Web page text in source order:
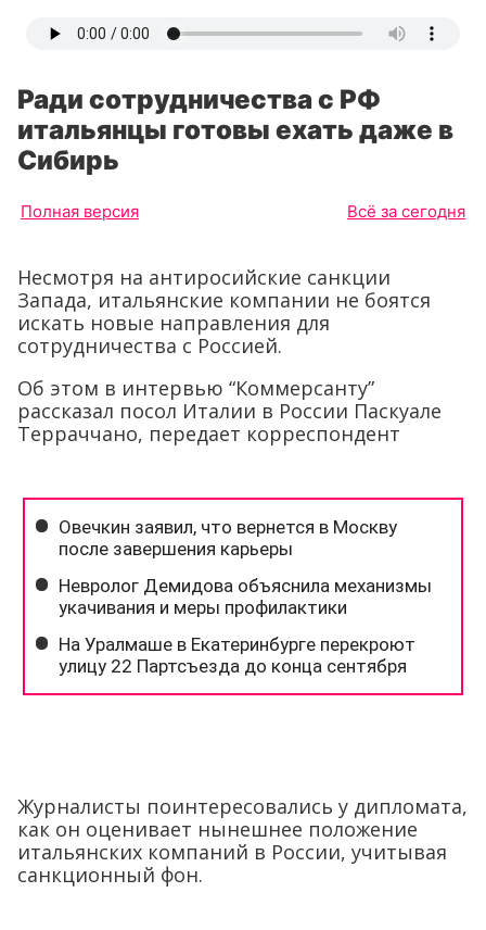
Ради сотрудничества с РФ
итальянцы готовы ехать даже в
Сибирь
Полная версия Всё за сегодня
Несмотря на антиросийские санкции
Запада, итальянские компании не боятся
искать новые направления для
сотрудничества с Россией.
Об этом в интервью “Коммерсанту”
рассказал посол Италии в России Паскуале
Терраччано, передает корреспондент
Журналисты поинтересовались у дипломата,
как он оценивает нынешнее положение
итальянских компаний в России, учитывая
санкционный фон.